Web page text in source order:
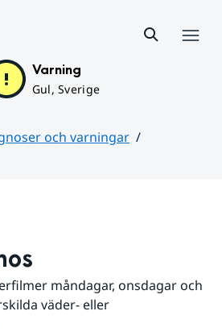
Varning
Gul, Sverige
och varningar
måndagar, onsdagar och
väder- eller